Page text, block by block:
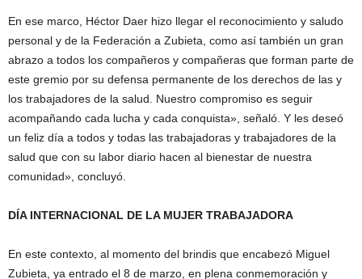
En ese marco, Héctor Daer hizo llegar el reconocimiento y saludo
personal y de la Federación a Zubieta, como así también un gran
abrazo a todos los compañeros y compañeras que forman parte de
este gremio por su defensa permanente de los derechos de las y
los trabajadores de la salud. Nuestro compromiso es seguir
acompañando cada lucha y cada conquista», señaló. Y les deseó
un feliz día a todos y todas las trabajadoras y trabajadores de la
salud que con su labor diario hacen al bienestar de nuestra
comunidad», concluyó.
DÍA INTERNACIONAL DE LA MUJER TRABAJADORA
En este contexto, al momento del brindis que encabezó Miguel
Zubieta, ya entrado el 8 de marzo, en plena conmemoración y